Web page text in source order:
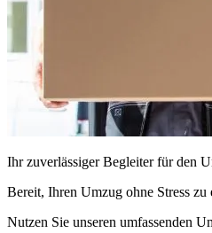
Ihr zuverlässiger Begleiter für den
Bereit, Ihren Umzug ohne Stress zu
Nutzen Sie unseren umfassenden